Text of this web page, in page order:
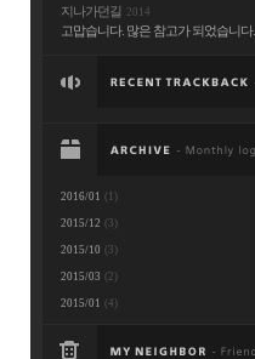
지나가던길 2014
고맙습니다. 많은 참고가 되었습니다.
2016/01 (1)
2015/12 (3)
2015/10 (3)
2015/03 (2)
2015/01 (4)